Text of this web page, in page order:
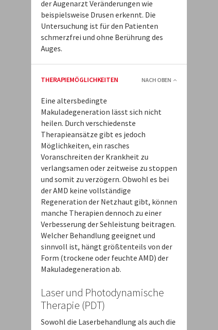
der Augenarzt Veränderungen wie
beispielsweise Drusen erkennt. Die
Untersuchung ist für den Patienten
schmerzfrei und ohne Berührung des
Auges.
THERAPIEMÖGLICHKEITEN NACH OBEN
Eine altersbedingte
Makuladegeneration lässt sich nicht
heilen. Durch verschiedenste
Therapieansätze gibt es jedoch
Möglichkeiten, ein rasches
Voranschreiten der Krankheit zu
verlangsamen oder zeitweise zu stoppen
und somit zu verzögern. Obwohl es bei
der AMD keine vollständige
Regeneration der Netzhaut gibt, können
manche Therapien dennoch zu einer
Verbesserung der Sehleistung beitragen.
Welcher Behandlung geeignet und
sinnvoll ist, hängt größtenteils von der
Form (trockene oder feuchte AMD) der
Makuladegeneration ab.
Laser und Photodynamische
Therapie (PDT)
Sowohl die Laserbehandlung als auch die